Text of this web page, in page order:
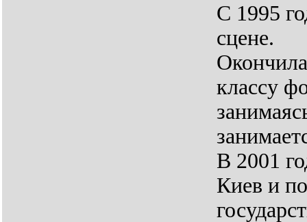
C 1995
сцене.
классу
В 2001
Киев и